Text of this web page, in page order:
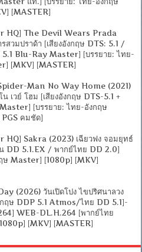
[MASTER]
HQ] The Devil Wears Prada
สวมปราด้า [เสียงอังกฤษ DTS: 5.1 /
Blu-Ray Master] [บรรยาย: ไทย-
[MKV] [MASTER]
Man No Way Home (2021)
น เวย์ โฮม [เสียงอังกฤษ DTS-5.1 +
[บรรยาย: ไทย-อังกฤษ
คมชัด]
HQ] Sakra (2023) เฉียวฟง จอมยุทธ์
น DD 5.1.EX / พากย์ไทย DD 2.0]
ษ Master] [1080p] [MKV]
(2026) วันเปิดโปง ไขปริศนาลวง
ฤษ DDP 5.1 Atmos/ไทย DD 5.1]-
WEB-DL.H.264 [พากย์ไทย
[MKV] [MASTER]